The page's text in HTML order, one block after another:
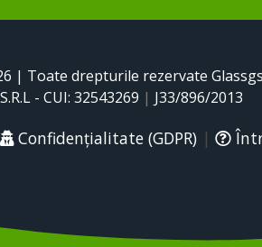
| Toate drepturile rezervate
- CUI: 32543269 | J33/896/2013
Confidențialitate (GDPR) |